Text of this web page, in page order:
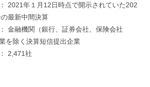
2021年１月12日時点で開示されていた202
最新中間決算
融機関（銀行、証券会社、保険会社
を除く決算短信提出企業
2,471社